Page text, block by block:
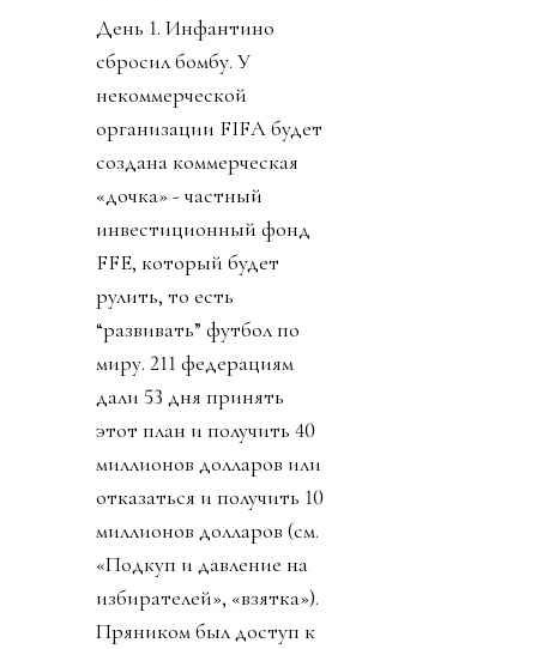
День 1. Инфантино
сбросил бомбу. У
некоммерческой
организации FIFA будет
создана коммерческая
«дочка» - частный
инвестиционный фонд
FFE, который будет
рулить, то есть
“развивать” футбол по
миру. 211 федерациям
дали 53 дня принять
этот план и получить 40
миллионов долларов или
отказаться и получить 10
миллионов долларов (см.
«Подкуп и давление на
избирателей», «взятка»).
Пряником был доступ к